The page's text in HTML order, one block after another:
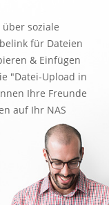
über soziale
für Dateien
& Einfügen
"Datei-Upload in
Ihre Freunde
auf Ihr NAS